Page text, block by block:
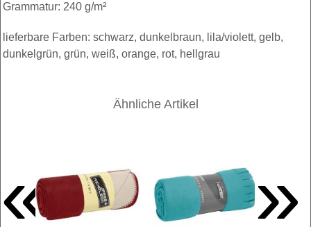
Grammatur: 240 g/m²
lieferbare Farben: schwarz, dunkelbraun, lila/violett, gelb,
dunkelgrün, grün, weiß, orange, rot, hellgrau
Ähnliche Artikel
« »